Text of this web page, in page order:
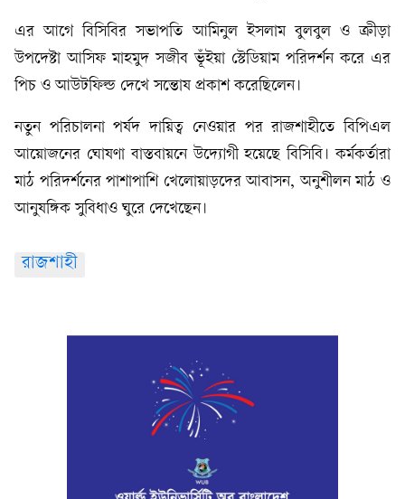
এর আগে বিসিবির সভাপতি আমিনুল ইসলাম বুলবুল ও ক্রীড়া
উপদেষ্টা আসিফ মাহমুদ সজীব ভূঁইয়া স্টেডিয়াম পরিদর্শন করে এর
পিচ ও আউটফিল্ড দেখে সন্তোষ প্রকাশ করেছিলেন।
নতুন পরিচালনা পর্ষদ দায়িত্ব নেওয়ার পর রাজশাহীতে বিপিএল
আয়োজনের ঘোষণা বাস্তবায়নে উদ্যোগী হয়েছে বিসিবি। কর্মকর্তারা
মাঠ পরিদর্শনের পাশাপাশি খেলোয়াড়দের আবাসন, অনুশীলন মাঠ ও
আনুষঙ্গিক সুবিধাও ঘুরে দেখেছেন।
রাজশাহী